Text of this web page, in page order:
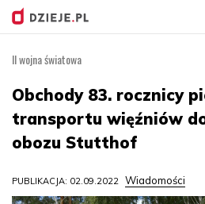
treści
II wojna światowa
Obchody 83. rocznicy
transportu więźniów
obozu Stutthof
PUBLIKACJA: 02.09.2022 Wiadomości